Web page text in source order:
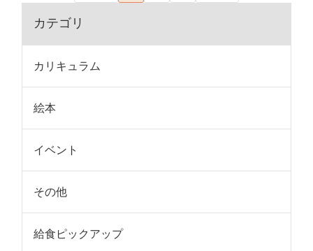
カテゴリ
カリキュラム
絵本
イベント
その他
給食ピックアップ